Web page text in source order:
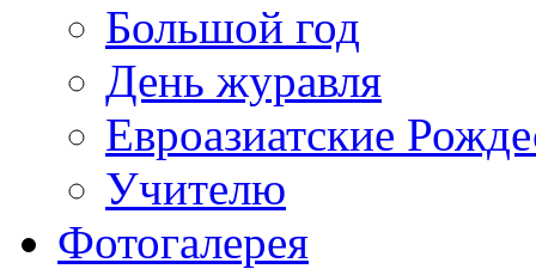
Большой год
День журавля
Евроазиатские
Учителю
Фотогалерея